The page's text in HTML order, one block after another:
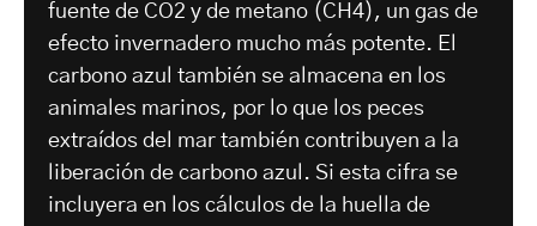
fuente de CO2 y de metano (CH4), un gas de
efecto invernadero mucho más potente. El
carbono azul también se almacena en los
animales marinos, por lo que los peces
extraídos del mar también contribuyen a la
liberación de carbono azul. Si esta cifra se
incluyera en los cálculos de la huella de